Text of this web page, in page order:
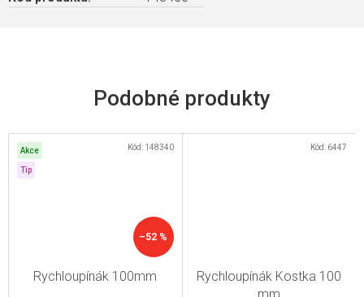
Akce
Tip
–52 %
Rychloupínák 100mm
Kód: 148340
Rychloupínák Kostka 100
Kód: 6447